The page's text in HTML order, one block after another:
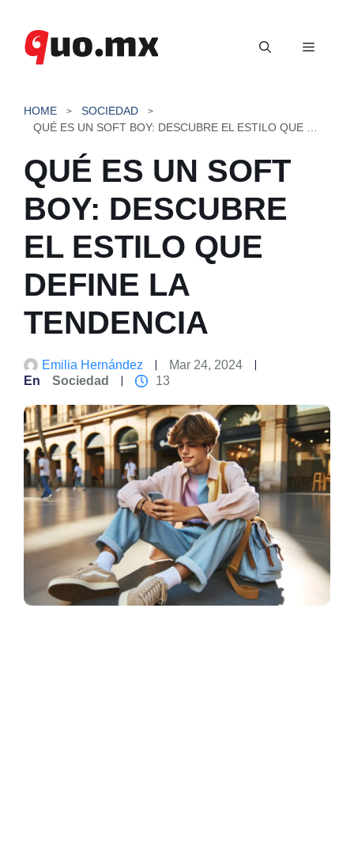
contenido
Menú
HOME
SOCIEDAD
QUÉ ES UN SOFT
BOY: DESCUBRE
EL ESTILO QUE
DEFINE LA
TENDENCIA
Emilia Hernández
Mar 24, 2024
En
Sociedad 13